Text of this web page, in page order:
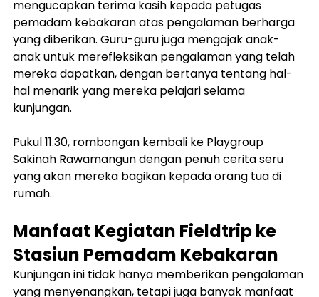
mengucapkan terima kasih kepada petugas
pemadam kebakaran atas pengalaman berharga
yang diberikan. Guru-guru juga mengajak anak-
anak untuk merefleksikan pengalaman yang telah
mereka dapatkan, dengan bertanya tentang hal-
hal menarik yang mereka pelajari selama
kunjungan.
Pukul 11.30, rombongan kembali ke Playgroup
Sakinah Rawamangun dengan penuh cerita seru
yang akan mereka bagikan kepada orang tua di
rumah.
Manfaat Kegiatan Fieldtrip ke
Stasiun Pemadam Kebakaran
Kunjungan ini tidak hanya memberikan pengalaman
yang menyenangkan, tetapi juga banyak manfaat